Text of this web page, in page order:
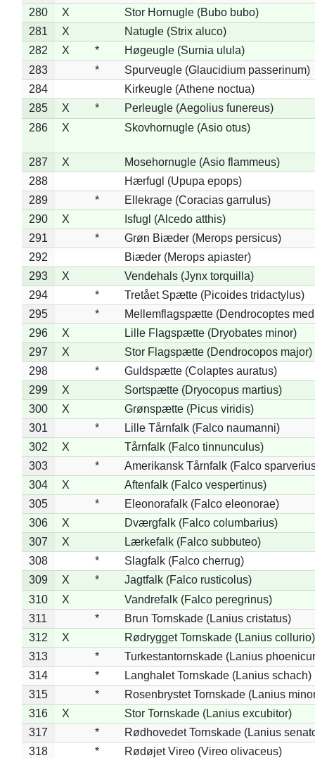
280
X
Stor Hornugle (Bubo bubo)
281
X
Natugle (Strix aluco)
282
X *
Høgeugle (Surnia ulula)
283
*
Spurveugle (Glaucidium passerinum)
284
Kirkeugle (Athene noctua)
285
X *
Perleugle (Aegolius funereus)
286
X Skovhornugle (Asio otus)
287 X
Mosehornugle (Asio flammeus)
288
Hærfugl (Upupa epops)
289
*
Ellekrage (Coracias garrulus)
290
X
Isfugl (Alcedo atthis)
291
*
Grøn Biæder (Merops persicus)
292
Biæder (Merops apiaster)
293
X
Vendehals (Jynx torquilla)
294
*
Tretået Spætte (Picoides tridactylus)
295
*
Mellemflagspætte (Dendrocoptes
296
X
Lille Flagspætte (Dryobates minor)
297
X
Stor Flagspætte (Dendrocopos major)
298
*
Guldspætte (Colaptes auratus)
299
X
Sortspætte (Dryocopus martius)
300
X
Grønspætte (Picus viridis)
301
*
Lille Tårnfalk (Falco naumanni)
302
X
Tårnfalk (Falco tinnunculus)
303
*
Amerikansk Tårnfalk (Falco
304
X
Aftenfalk (Falco vespertinus)
305
*
Eleonorafalk (Falco eleonorae)
306
X
Dværgfalk (Falco columbarius)
307
X
Lærkefalk (Falco subbuteo)
308
*
Slagfalk (Falco cherrug)
309
X *
Jagtfalk (Falco rusticolus)
310
X
Vandrefalk (Falco peregrinus)
311
*
Brun Tornskade (Lanius cristatus)
312
X
Rødrygget Tornskade (Lanius collurio)
313
*
Turkestantornskade (Lanius
314
*
Langhalet Tornskade (Lanius schach)
315
*
Rosenbrystet Tornskade (Lanius
316
X
Stor Tornskade (Lanius excubitor)
317
*
Rødhovedet Tornskade (Lanius
318
*
Rødøjet Vireo (Vireo olivaceus)